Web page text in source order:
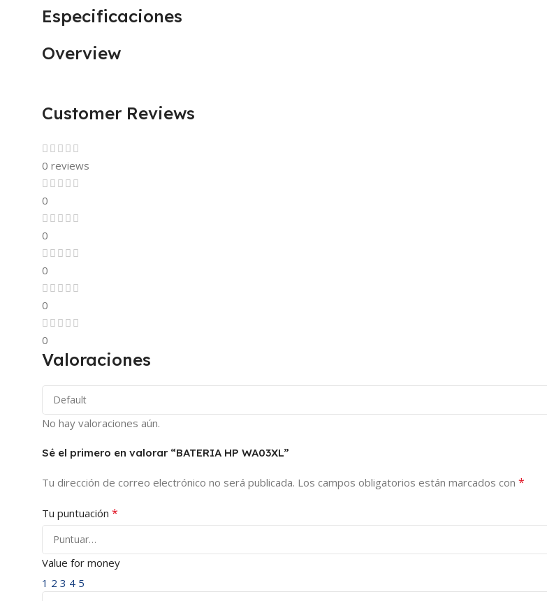
Especificaciones
Overview
Customer Reviews
0 reviews
0
0
0
0
0
Valoraciones
No hay valoraciones aún.
Sé el primero en valorar “BATERIA HP WA03XL”
Tu dirección de correo electrónico no será publicada. Los campos obligatorios están marcados con *
Tu puntuación *
Value for money
1 2 3 4 5